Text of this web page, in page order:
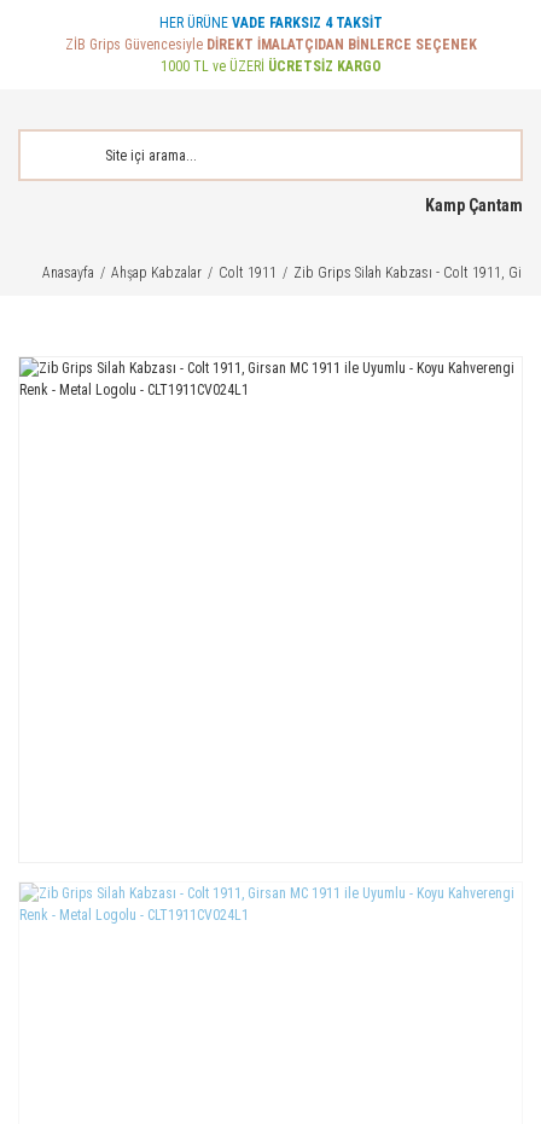
HER ÜRÜNE VADE FARKSIZ 4 TAKSİT
ZİB Grips Güvencesiyle DİREKT İMALATÇIDAN BİNLERCE SEÇENEK
1000 TL ve ÜZERİ ÜCRETSİZ KARGO
Kamp Çantam
Anasayfa Ahşap Kabzalar Colt 1911 Zib Grips Silah Kabzası - Colt 1911,